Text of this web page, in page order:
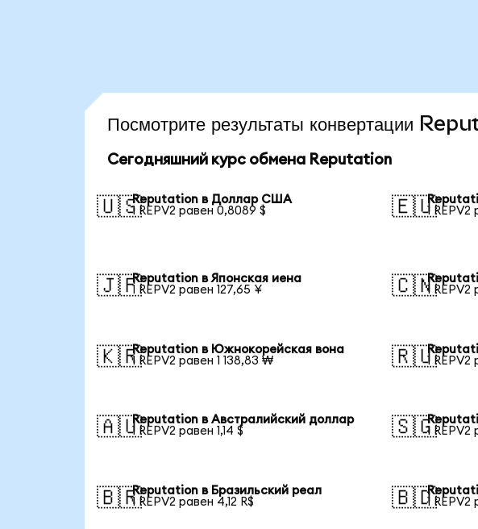
Посмотрите результаты конвертации
Сегодняшний курс обмена Reputation
🇺🇸Reputation в Доллар США
1 REPV2 равен 0,8089 $
🇪🇺
1
🇯🇵Reputation в Японская иена
1 REPV2 равен 127,65 ¥
🇨🇳
1
🇰🇷Reputation в Южнокорейская вона
1 REPV2 равен 1 138,83 ₩
🇷🇺
1
🇦🇺Reputation в Австралийский доллар
1 REPV2 равен 1,14 $
🇸🇬1 REPV2
🇧🇷Reputation в Бразильский реал
1 REPV2 равен 4,12 R$
🇧🇩1 REPV2